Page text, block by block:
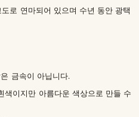
로 연마되어 있으며 수년 동안 광택
금속이 아닙니다.
색이지만 아름다운 색상으로 만들 수